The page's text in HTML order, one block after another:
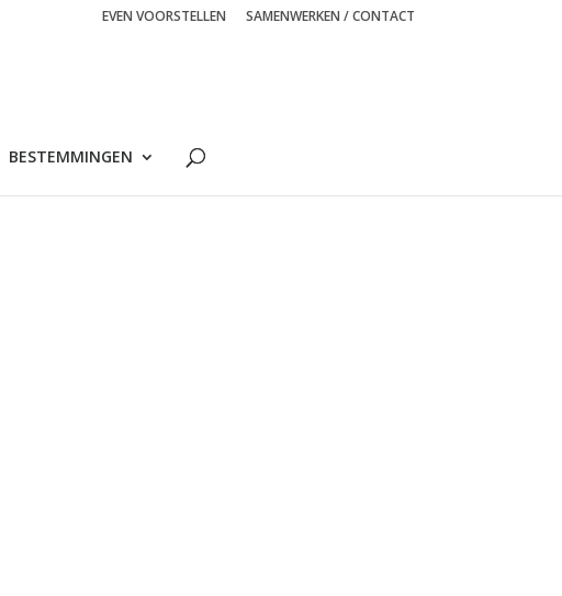
EVEN VOORSTELLEN SAMENWERKEN / CONTACT
BESTEMMINGEN